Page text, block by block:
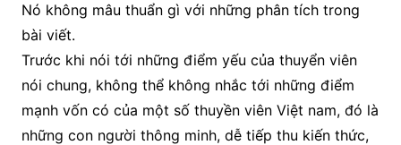
Nó không mâu thuẩn gì với những phân tích trong
bài viết.
Trước khi nói tới những điểm yếu của thuyển viên
nói chung, không thể không nhắc tới những điểm
mạnh vốn có của một số thuyền viên Việt nam, đó là
những con người thông minh, dễ tiếp thu kiến thức,